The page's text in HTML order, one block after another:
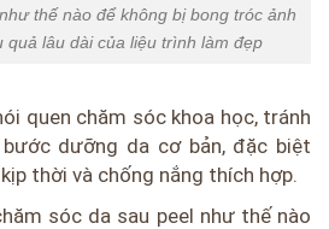
thế nào để không bị bong tróc ảnh
quả lâu dài của liệu trình làm đẹp
quen chăm sóc khoa học, tránh
dưỡng da cơ bản, đặc biệt
thời và chống nắng thích hợp.
sóc da sau peel như thế nào